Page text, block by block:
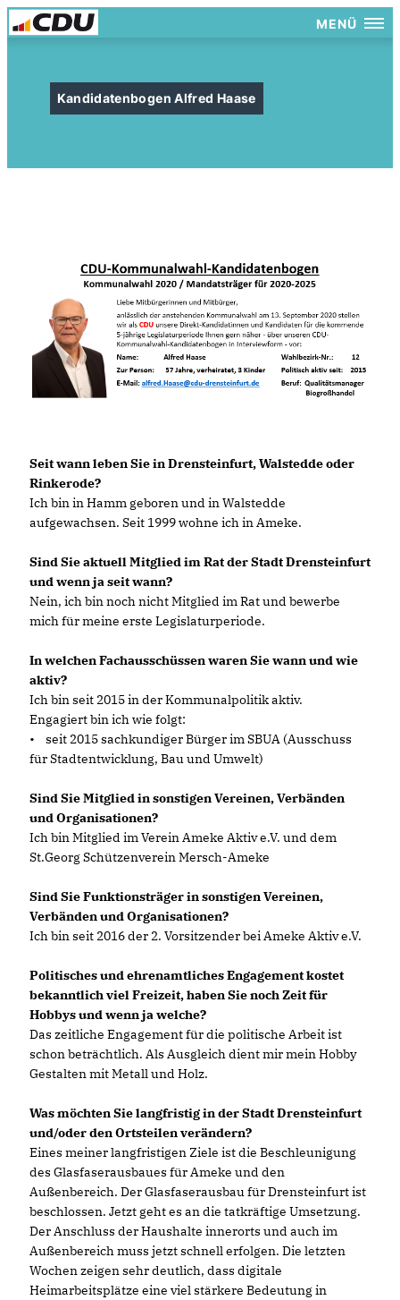
MENÜ
Kandidatenbogen Alfred Haase
Seit wann leben Sie in Drensteinfurt, Walstedde oder
Rinkerode?
Ich bin in Hamm geboren und in Walstedde
aufgewachsen. Seit 1999 wohne ich in Ameke.
Sind Sie aktuell Mitglied im Rat der Stadt Drensteinfurt
und wenn ja seit wann?
Nein, ich bin noch nicht Mitglied im Rat und bewerbe
mich für meine erste Legislaturperiode.
In welchen Fachausschüssen waren Sie wann und wie
aktiv?
Ich bin seit 2015 in der Kommunalpolitik aktiv.
Engagiert bin ich wie folgt:
• seit 2015 sachkundiger Bürger im SBUA (Ausschuss
für Stadtentwicklung, Bau und Umwelt)
Sind Sie Mitglied in sonstigen Vereinen, Verbänden
und Organisationen?
Ich bin Mitglied im Verein Ameke Aktiv e.V. und dem
St.Georg Schützenverein Mersch-Ameke
Sind Sie Funktionsträger in sonstigen Vereinen,
Verbänden und Organisationen?
Ich bin seit 2016 der 2. Vorsitzender bei Ameke Aktiv e.V.
Politisches und ehrenamtliches Engagement kostet
bekanntlich viel Freizeit, haben Sie noch Zeit für
Hobbys und wenn ja welche?
Das zeitliche Engagement für die politische Arbeit ist
schon beträchtlich. Als Ausgleich dient mir mein Hobby
Gestalten mit Metall und Holz.
Was möchten Sie langfristig in der Stadt Drensteinfurt
und/oder den Ortsteilen verändern?
Eines meiner langfristigen Ziele ist die Beschleunigung
des Glasfaserausbaues für Ameke und den
Außenbereich. Der Glasfaserausbau für Drensteinfurt ist
beschlossen. Jetzt geht es an die tatkräftige Umsetzung.
Der Anschluss der Haushalte innerorts und auch im
Außenbereich muss jetzt schnell erfolgen. Die letzten
Wochen zeigen sehr deutlich, dass digitale
Heimarbeitsplätze eine viel stärkere Bedeutung in